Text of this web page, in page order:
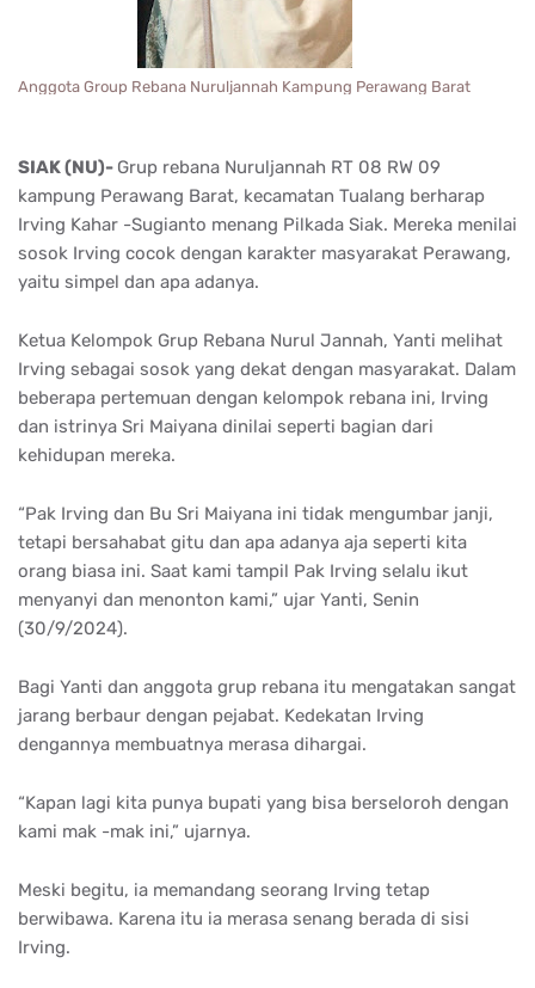
Anggota Group Rebana Nuruljannah Kampung Perawang Barat
SIAK (NU)- Grup rebana Nuruljannah RT 08 RW 09
kampung Perawang Barat, kecamatan Tualang berharap
Irving Kahar -Sugianto menang Pilkada Siak. Mereka menilai
sosok Irving cocok dengan karakter masyarakat Perawang,
yaitu simpel dan apa adanya.
Ketua Kelompok Grup Rebana Nurul Jannah, Yanti melihat
Irving sebagai sosok yang dekat dengan masyarakat. Dalam
beberapa pertemuan dengan kelompok rebana ini, Irving
dan istrinya Sri Maiyana dinilai seperti bagian dari
kehidupan mereka.
“Pak Irving dan Bu Sri Maiyana ini tidak mengumbar janji,
tetapi bersahabat gitu dan apa adanya aja seperti kita
orang biasa ini. Saat kami tampil Pak Irving selalu ikut
menyanyi dan menonton kami,” ujar Yanti, Senin
(30/9/2024).
Bagi Yanti dan anggota grup rebana itu mengatakan sangat
jarang berbaur dengan pejabat. Kedekatan Irving
dengannya membuatnya merasa dihargai.
“Kapan lagi kita punya bupati yang bisa berseloroh dengan
kami mak -mak ini,” ujarnya.
Meski begitu, ia memandang seorang Irving tetap
berwibawa. Karena itu ia merasa senang berada di sisi
Irving.